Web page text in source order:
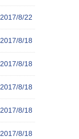
2017/8/22
2017/8/18
2017/8/18
2017/8/18
2017/8/18
2017/8/18